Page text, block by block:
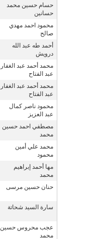
حسام حسين محمد
حسانين
محمود احمد مهدي
صالح
أحمد طه عبد الله
درويش
محمد أحمد عبد الغفار
عبد الفتاح
محمد أحمد عبد الغفار
عبد الفتاح
محمود ناصر كمال
عبد العزيز
مصطفي احمد حسين
محمد
محمد علي أمين
محمود
مها أحمد إبراهيم
محمد
حنان حسين مرسى
سارة السيد شحاتة
عجب محروس حسين
محمد